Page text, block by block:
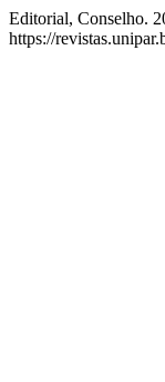
Editorial, Conselho.
https://